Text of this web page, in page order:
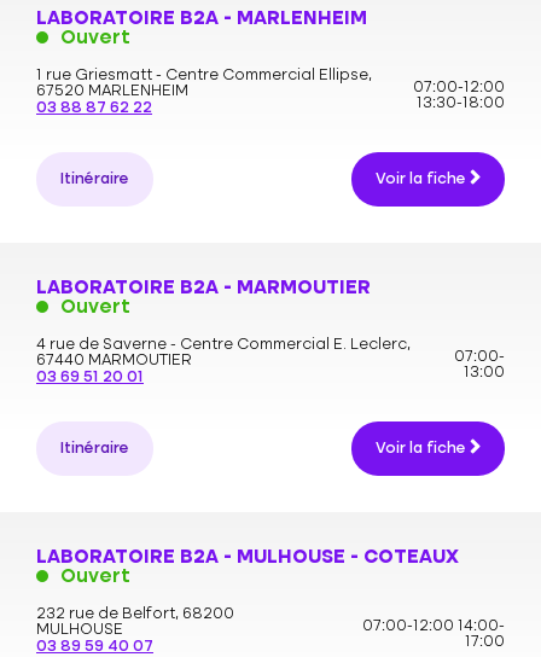
LABORATOIRE B2A - MARLENHEIM
Ouvert
1 rue Griesmatt - Centre Commercial Ellipse,
67520 MARLENHEIM
03 88 87 62 22
07:00-12:00
13:30-18:00
Itinéraire Voir la fiche
LABORATOIRE B2A - MARMOUTIER
Ouvert
4 rue de Saverne - Centre Commercial E. Leclerc,
67440 MARMOUTIER
03 69 51 20 01
07:00-
13:00
Itinéraire Voir la fiche
LABORATOIRE B2A - MULHOUSE - COTEAUX
Ouvert
232 rue de Belfort, 68200
MULHOUSE
03 89 59 40 07
07:00-12:00
14:00-
17:00